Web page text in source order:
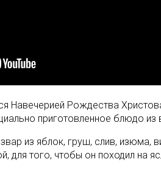
Навечерией Рождества
приготовленное блюдо
из яблок, груш, слив, изюма,
для того, чтобы он походил на